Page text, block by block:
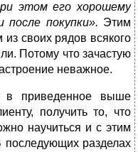
этом его хорошему
покупки». Этим
своих рядов всякого
Потому что зачастую
неважное.
в приведенное выше
получить то, что
научиться и с этим
последующих разделах